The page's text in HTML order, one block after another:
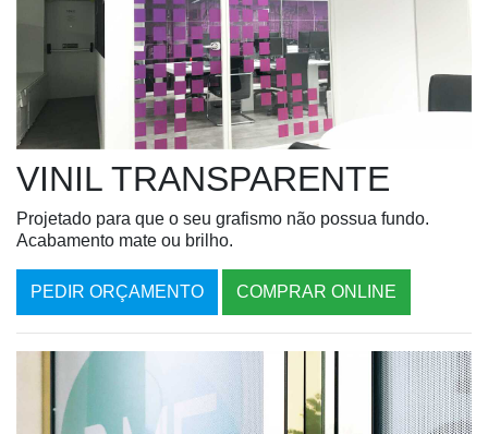
VINIL TRANSPARENTE
Projetado para que o seu grafismo não possua fundo.
Acabamento mate ou brilho.
PEDIR ORÇAMENTO COMPRAR ONLINE